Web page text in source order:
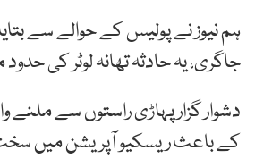
ہم نیوز نے پولیس کے حوالے سے
جاگری، یہ حادثہ تھانہ لوٹر کی
دشوار گزارپہاڑی راستوں سے ملنے
کے باعث ریسکیو آپریشن میں